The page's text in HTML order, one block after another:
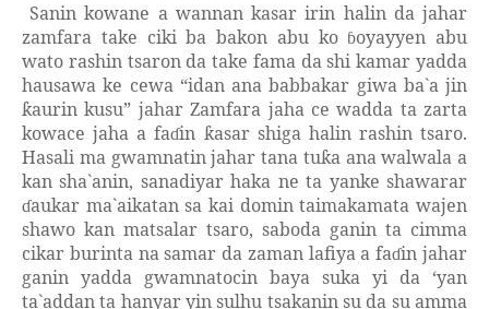
Sanin kowane a wannan kasar irin halin da jahar
zamfara take ciki ba bakon abu ko ɓoyayyen abu
wato rashin tsaron da take fama da shi kamar yadda
hausawa ke cewa “idan ana babbakar giwa ba`a jin
ƙaurin kusu” jahar Zamfara jaha ce wadda ta zarta
kowace jaha a faɗin ƙasar shiga halin rashin tsaro.
Hasali ma gwamnatin jahar tana tuƙa ana walwala a
kan sha`anin, sanadiyar haka ne ta yanke shawarar
ɗaukar ma`aikatan sa kai domin taimakamata wajen
shawo kan matsalar tsaro, saboda ganin ta cimma
cikar burinta na samar da zaman lafiya a faɗin jahar
ganin yadda gwamnatocin baya suka yi da ‘yan
ta`addan ta hanyar yin sulhu tsakanin su da su amma